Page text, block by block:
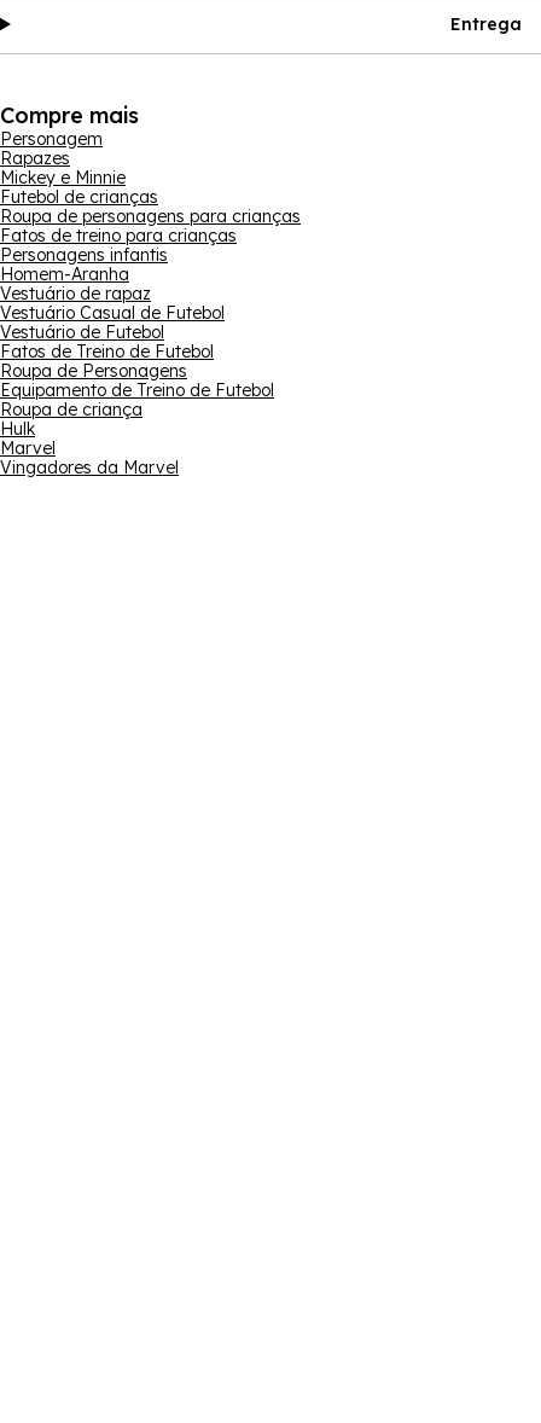
Entrega
Compre mais
Personagem
Rapazes
Mickey e Minnie
Futebol de crianças
Roupa de personagens para crianças
Fatos de treino para crianças
Personagens infantis
Homem-Aranha
Vestuário de rapaz
Vestuário Casual de Futebol
Vestuário de Futebol
Fatos de Treino de Futebol
Roupa de Personagens
Equipamento de Treino de Futebol
Roupa de criança
Hulk
Marvel
Vingadores da Marvel